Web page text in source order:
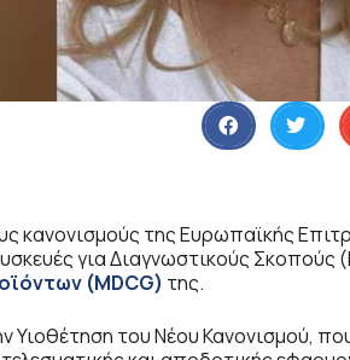
κανονισμούς της Ευρωπαϊκής
για Διαγνωστικούς Σκοπούς
(MDCG) της.
Υιοθέτηση του Νέου Κανονισμού,